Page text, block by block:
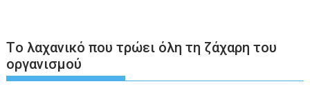
Tο λαχανικό που τρώει όλη τη ζάχαρη του
οργανισμού